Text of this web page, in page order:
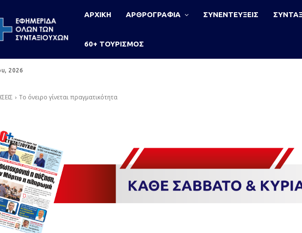
ΑΡΧΙΚΗ ΑΡΘΡΟΓΡΑΦΙΑ ΣΥΝΕΝΤΕΥΞΕΙΣ
60+ ΤΟΥΡΙΣΜΟΣ
2026
Το όνειρο γίνεται πραγματικότητα